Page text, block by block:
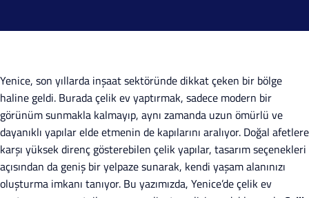
Yenice, son yıllarda inşaat sektöründe dikkat çeken bir bölge
haline geldi. Burada çelik ev yaptırmak, sadece modern bir
görünüm sunmakla kalmayıp, aynı zamanda uzun ömürlü ve
dayanıklı yapılar elde etmenin de kapılarını aralıyor. Doğal afetlere
karşı yüksek direnç gösterebilen çelik yapılar, tasarım seçenekleri
açısından da geniş bir yelpaze sunarak, kendi yaşam alanınızı
oluşturma imkanı tanıyor. Bu yazımızda, Yenice’de çelik ev